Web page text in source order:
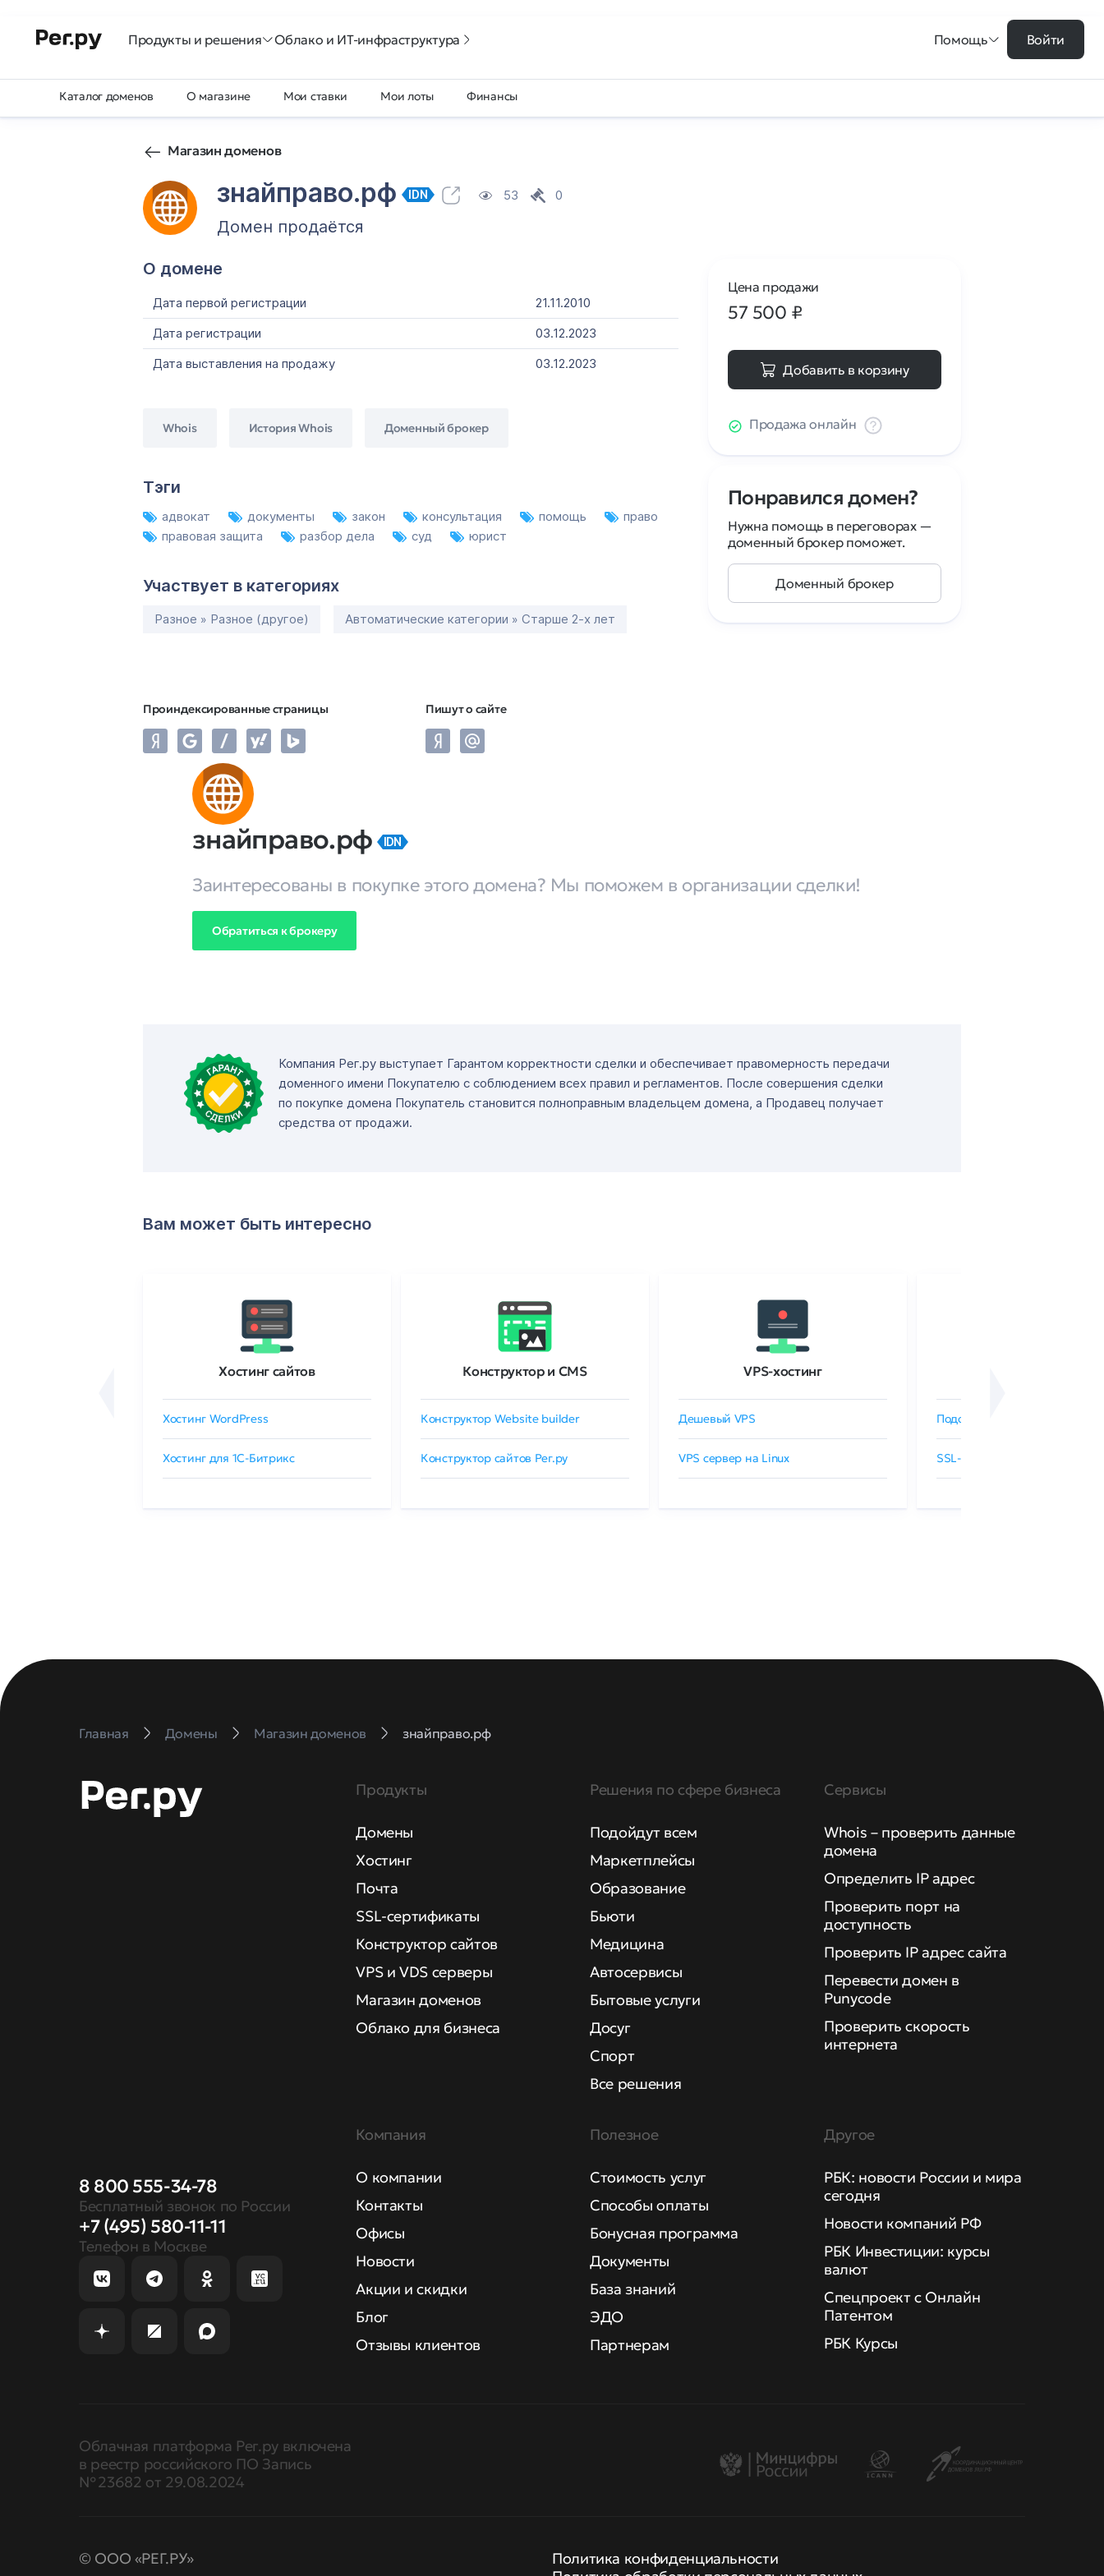
Продукты и решения Облако и ИТ-инфраструктура Помощь Войти
Каталог доменов О магазине Мои ставки Мои лоты Финансы
Магазин доменов
знайправо.рф IDN 53 0
Домен продаётся
О домене
Дата первой регистрации
21.11.2010
Дата регистрации
03.12.2023
Дата выставления на продажу
03.12.2023
Whois История Whois Доменный брокер
Тэги
адвокат документы закон консультация помощь
право
правовая защита
разбор дела суд юрист
Участвует в категориях
Разное » Разное (другое) Автоматические категории » Старше 2-х лет
Проиндексированные страницы Пишут о сайте
Цена продажи
57 500 ₽
Добавить в корзину
Продажа онлайн
Понравился домен?
Нужна помощь в переговорах —
доменный брокер поможет.
Доменный брокер
знайправо.рф IDN
Заинтересованы в покупке этого домена? Мы поможем в организации сделки!
Обратиться к брокеру
Компания Рег.ру выступает Гарантом корректности сделки и обеспечивает правомерность передачи
доменного имени Покупателю с соблюдением всех правил и регламентов. После совершения сделки
по покупке домена Покупатель становится полноправным владельцем домена, а Продавец получает
средства от продажи.
Вам может быть интересно
Хостинг сайтов
Хостинг WordPress
Хостинг для 1C-Битрикс
Конструктор и CMS
Конструктор Website builder
Конструктор сайтов Рег.ру
VPS-хостинг
Дешевый VPS
VPS сервер на Linux
Подобрать SSL-сертификат
SSL-сертификаты GlobalSign
Главная Домены Магазин доменов знайправо.рф
8 800 555-34-78
Бесплатный звонок по России
+7 (495) 580-11-11
Телефон в Москве
Продукты
Домены
Хостинг
Почта
SSL-сертификаты
Конструктор сайтов
VPS и VDS серверы
Магазин доменов
Облако для бизнеса
Решения по сфере бизнеса
Подойдут всем
Маркетплейсы
Образование
Бьюти
Медицина
Автосервисы
Бытовые услуги
Досуг
Спорт
Все решения
Сервисы
Whois – проверить данные
домена
Определить IP адрес
Проверить порт на
доступность
Проверить IP адрес сайта
Перевести домен в
Punycode
Проверить скорость
интернета
Компания
О компании
Контакты
Офисы
Новости
Акции и скидки
Блог
Отзывы клиентов
Полезное
Стоимость услуг
Способы оплаты
Бонусная программа
Документы
База знаний
ЭДО
Партнерам
Другое
РБК: новости России и мира
сегодня
Новости компаний РФ
РБК Инвестиции: курсы
валют
Спецпроект с Онлайн
Патентом
РБК Курсы
Облачная платформа Рег.ру включена
в реестр российского ПО Запись
№ 23682 от 29.08.2024
© ООО «РЕГ.РУ»
Политика конфиденциальности